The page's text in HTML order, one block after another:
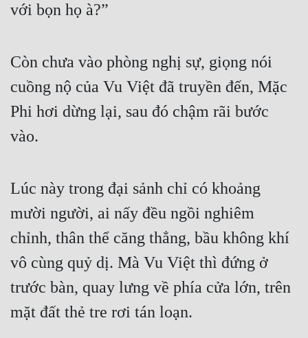
với bọn họ à?”
Còn chưa vào phòng nghị sự, giọng nói
cuồng nộ của Vu Việt đã truyền đến, Mặc
Phi hơi dừng lại, sau đó chậm rãi bước
vào.
Lúc này trong đại sảnh chỉ có khoảng
mười người, ai nấy đều ngồi nghiêm
chỉnh, thân thể căng thẳng, bầu không khí
vô cùng quỷ dị. Mà Vu Việt thì đứng ở
trước bàn, quay lưng về phía cửa lớn, trên
mặt đất thẻ tre rơi tán loạn.